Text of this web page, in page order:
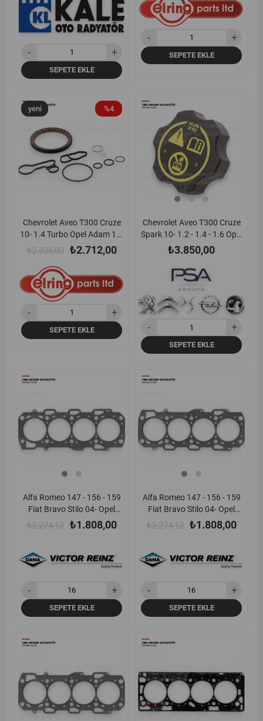
SEPETE EKLE
N14nel Motor Takım Contası
Üst Elring - 243970
SEPETE EKLE
Chevrolet Aveo T300 Cruze
10- 1.4 Turbo Opel Adam 14-
19 Astra J 10- Corsa D - E
12- Insignia A 08-14 Meriva B
10-17 Mokka 12-19 Zafira C
11-18 1.4 Turbo 140 Bg
A14net - B14net - D14net
Motor Takım Contası
Alt Elring - 456270
₺2.712,00
₺2.825,00
%4
yeni
SEPETE EKLE
Chevrolet Aveo T300 Cruze
Spark 10- 1.2 - 1.4 - 1.6 Opel
Adam Astra H- J- K Corsa D
07- 1.2 - 1.4 - 1.6 Benzinli
Radyatör Yedek (Ek) Su
Deposu Kapağı Psa-
13544913 / 13502353
₺3.850,00
yeni
SEPETE EKLE
Alfa Romeo 147 - 156 - 159
Fiat Bravo Stilo 04- Opel
Astra H Vectra C Zafira 04-
0.82 mm) Victor Reinz -
613585500 / 5607875
₺1.808,00
₺2.274,12
yeni
SEPETE EKLE
Alfa Romeo 147 - 156 - 159
Fiat Bravo Stilo 04- Opel
Astra H Vectra C Zafira 04-
0.92 mm) Victor Reinz -
613585510 / 5607876
₺1.808,00
₺2.274,12
yeni
SEPETE EKLE
yeni
yeni